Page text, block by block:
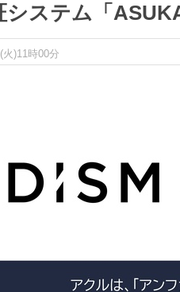
システム「
)11時00分